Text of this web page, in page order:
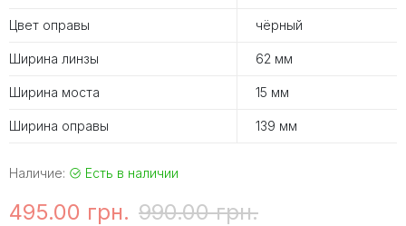
Цвет оправы чёрный
Ширина линзы 62 мм
Ширина моста 15 мм
Ширина оправы 139 мм
Наличие: Есть в наличии
495.00 грн. 990.00 грн.